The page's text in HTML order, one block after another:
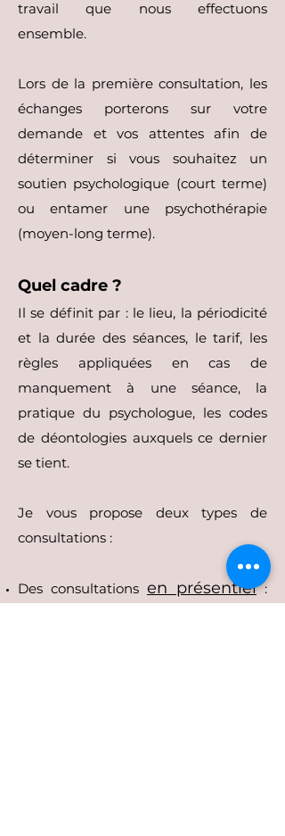
travail que nous effectuons
ensemble.
Lors de la première consultation, les
échanges porterons sur votre
demande et vos attentes afin de
déterminer si vous souhaitez un
soutien psychologique (court terme)
ou entamer une psychothérapie
(moyen-long terme).
Quel cadre ?
Il se définit par : le lieu, la périodicité
et la durée des séances, le tarif, les
règles appliquées en cas de
manquement à une séance, la
pratique du psychologue, les codes
de déontologies auxquels ce dernier
se tient.
Je vous propose deux types de
consultations :
Des consultations en présentiel: